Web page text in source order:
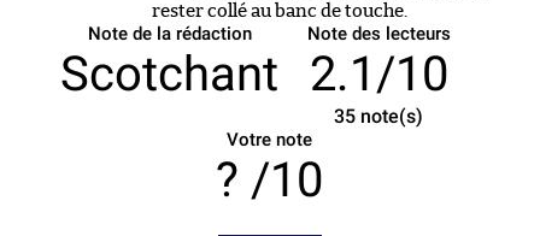
rester collé au banc de touche.
Note de la rédaction
Scotchant
Note des lecteurs
2.1/10
35 note(s)
Votre note
/10